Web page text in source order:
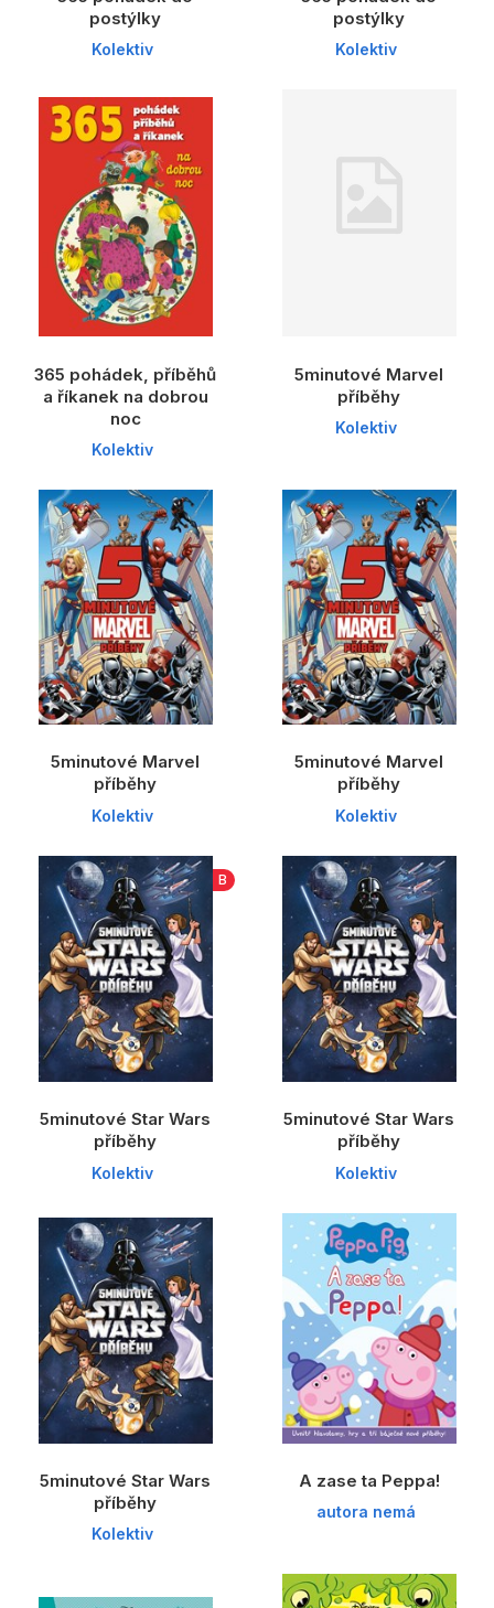
postýlky
Kolektiv
postýlky
Kolektiv
365 pohádek, příběhů
a říkanek na dobrou
noc
Kolektiv
5minutové Marvel
příběhy
Kolektiv
5minutové Marvel
příběhy
Kolektiv
5minutové Marvel
příběhy
Kolektiv
B
5minutové Star Wars
příběhy
Kolektiv
5minutové Star Wars
příběhy
Kolektiv
5minutové Star Wars
příběhy
Kolektiv
A zase ta Peppa!
autora nemá